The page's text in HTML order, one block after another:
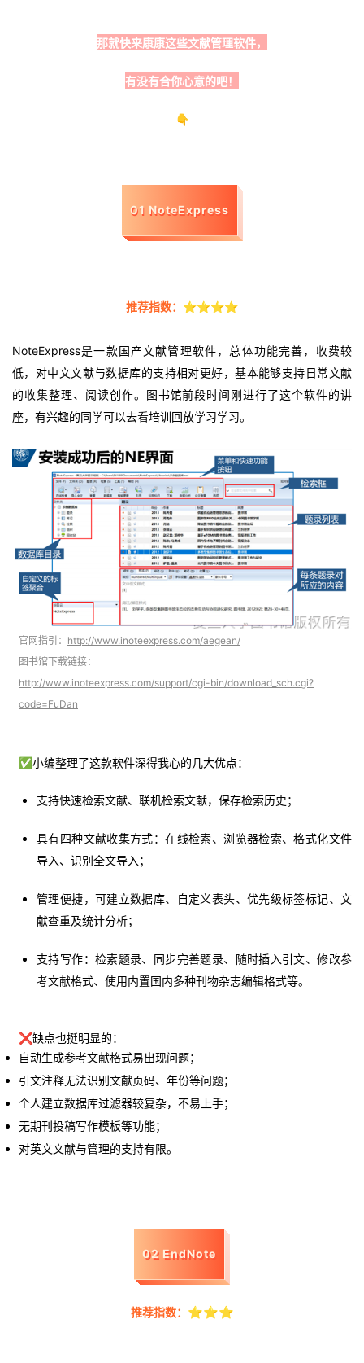
那就快来康康这些文献管理软件，
有没有合你心意的吧！
👇
01 NoteExpress
推荐指数： ⭐⭐⭐⭐
NoteExpress是一款国产文献管理软件，总体功能完善，收费较
低，对中文文献与数据库的支持相对更好，基本能够支持日常文献
的收集整理、阅读创作。图书馆前段时间刚进行了这个软件的讲
座，有兴趣的同学可以去看培训回放学习学习。
官网指引： http://www.inoteexpress.com/aegean/
图书馆下载链接：
http://www.inoteexpress.com/support/cgi-bin/download_sch.cgi?
code=FuDan
✅小编整理了这款软件深得我心的几大优点：
支持快速检索文献、联机检索文献，保存检索历史；
具有四种文献收集方式：在线检索、浏览器检索、格式化文件
导入、识别全文导入；
管理便捷，可建立数据库、自定义表头、优先级标签标记、文
献查重及统计分析；
支持写作：检索题录、同步完善题录、随时插入引文、修改参
考文献格式、使用内置国内多种刊物杂志编辑格式等。
❌缺点也挺明显的：
自动生成参考文献格式易出现问题；
引文注释无法识别文献页码、年份等问题；
个人建立数据库过滤器较复杂，不易上手；
无期刊投稿写作模板等功能；
对英文文献与管理的支持有限。
02 EndNote
推荐指数： ⭐⭐⭐